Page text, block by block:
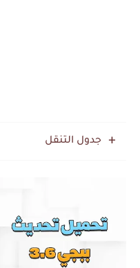
جدول التنقل